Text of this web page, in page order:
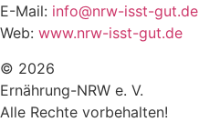
E-Mail: info@nrw-isst-gut.de
Web: www.nrw-isst-gut.de
© 2026
Ernährung-NRW e. V.
Alle Rechte vorbehalten!